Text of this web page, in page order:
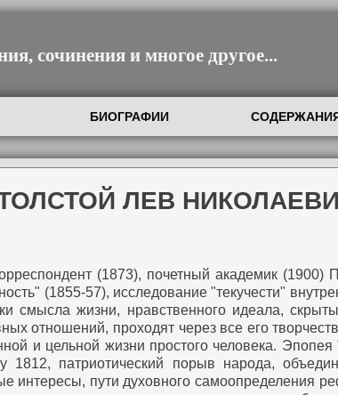
сочинения и многое другое...
БИОГРАФИИ
ЛЕВ
(1873), почетный академик
(1855-57), исследование "текучести"
смысла жизни, нравственного идеала,
отношений, проходят через все его
и цельной жизни простого человека.
1812, патриотический порыв народа,
интересы, пути духовного самоопределения